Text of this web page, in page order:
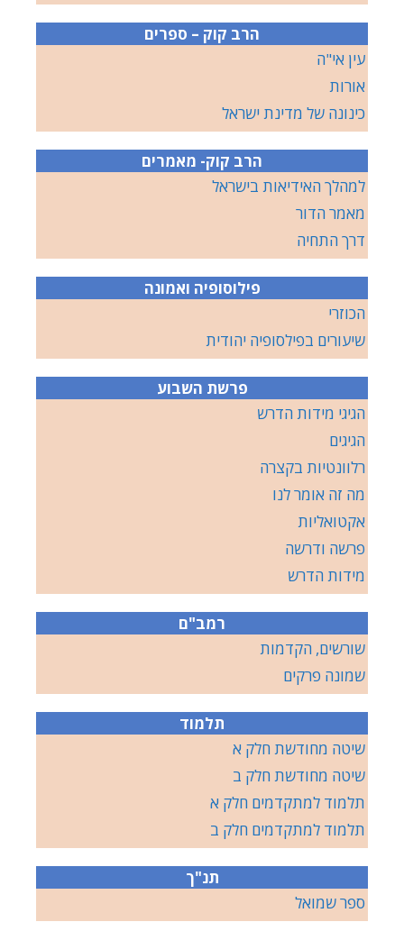
הרב קוק – ספרים
עין אי"ה
אורות
כינונה של מדינת ישראל
הרב קוק- מאמרים
למהלך האידיאות בישראל
מאמר הדור
דרך התחיה
פילוסופיה ואמונה
הכוזרי
שיעורים בפילסופיה יהודית
פרשת השבוע
הגיגי מידות הדרש
הגיגים
רלוונטיות בקצרה
מה זה אומר לנו
אקטואליות
פרשה ודרשה
מידות הדרש
רמב"ם
שורשים, הקדמות
שמונה פרקים
תלמוד
שיטה מחודשת חלק א
שיטה מחודשת חלק ב
תלמוד למתקדמים חלק א
תלמוד למתקדמים חלק ב
תנ"ך
ספר שמואל